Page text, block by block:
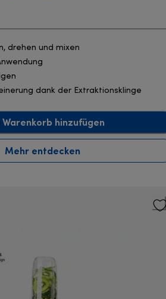
drehen und mixen
dank der Extraktionsklinge
Warenkorb hinzufügen
Mehr entdecken